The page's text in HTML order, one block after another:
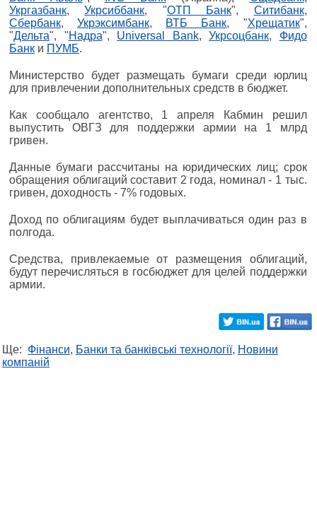
Укргазбанк,Укрсиббанк, "ОТП Банк", Ситибанк,
Сбербанк,Укрэксимбанк, ВТБ Банк, "Хрещатик",
"Дельта", "Надра", Universal Bank,Укрсоцбанк, Фидо
Банк и ПУМБ.
Министерство будет размещать бумаги среди юрлиц
для привлечении дополнительных средств в бюджет.
Как сообщало агентство, 1 апреля Кабмин решил
выпустить ОВГЗ для поддержки армии на 1 млрд
гривен.
Данные бумаги рассчитаны на юридических лиц; срок
обращения облигаций составит 2 года, номинал - 1 тыс.
гривен, доходность - 7% годовых.
Доход по облигациям будет выплачиваться один раз в
полгода.
Средства, привлекаемые от размещения облигаций,
будут перечисляться в госбюджет для целей поддержки
армии.
Ще: Фінанси, Банки та банківські технології, Новини
компаній